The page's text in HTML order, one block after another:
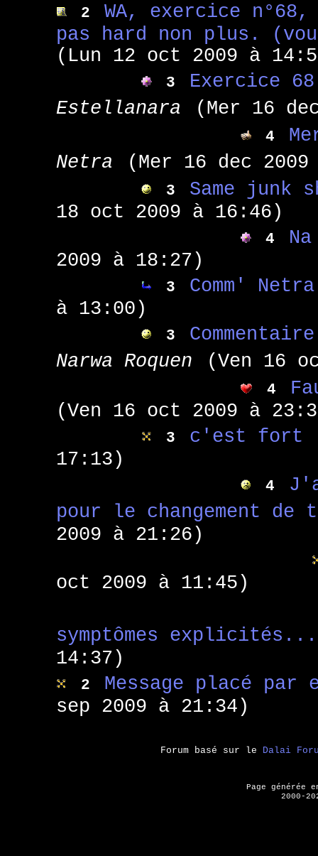
2
WA, exercice
pas hard non plus.
(Lun 12 oct 2009 à
3
Exercice
Estellanara
(Mer 16
4
Netra
(Mer 16 dec
3
Same junk
18 oct 2009 à 16:46)
4
2009 à 18:27)
3
Comm' Netra
à 13:00)
3
Narwa Roquen
(Ven 16
4
(Ven 16 oct 2009 à
3 c'est fort
17:13)
4
pour le changement
2009 à 21:26)
oct 2009 à 11:45)
symptômes
14:37)
2
Message placé par
sep 2009 à 21:34)
Forum basé sur le Dalai
Page générée
2000-